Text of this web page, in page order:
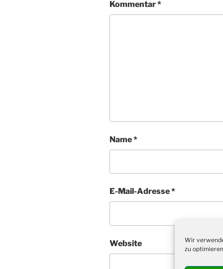
Wir
zu
Kommentar*
Name*
E-Mail-Adresse*
Website